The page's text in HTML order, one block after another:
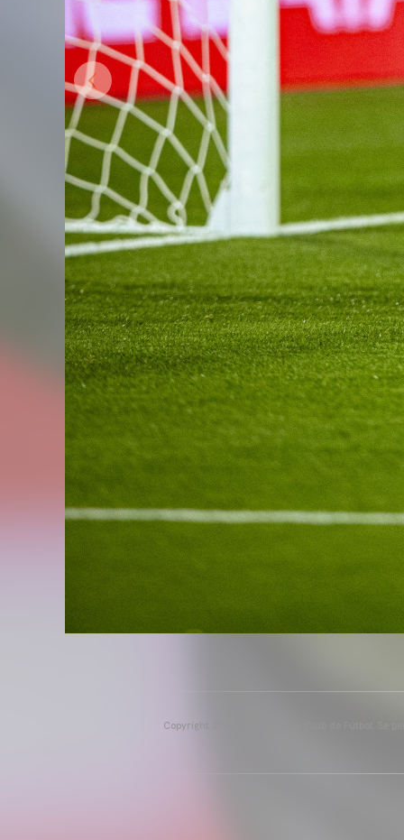
Copyright 2013-2025 Valencia Club de Fútbol. Se